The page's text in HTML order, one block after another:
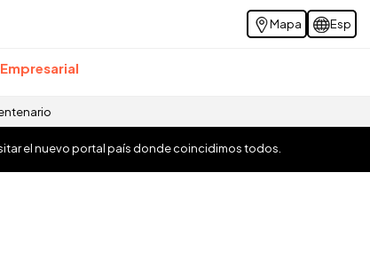
Mapa Esp
el nuevo portal país donde coincidimos todos.